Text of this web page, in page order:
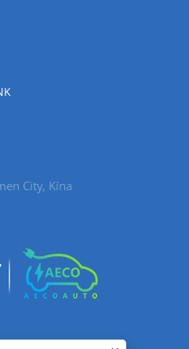
City, Kína